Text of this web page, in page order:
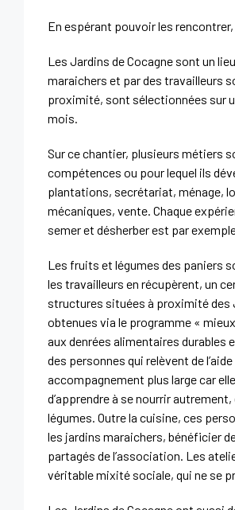
En espérant pouvoir les
Les Jardins de Cocagne sont un
maraichers et par des travailleurs
proximité, sont sélectionnées sur
mois.
Sur ce chantier, plusieurs métiers
compétences ou pour lequel ils
plantations, secrétariat, ménage,
mécaniques, vente. Chaque
semer et désherber est par
Les fruits et légumes des paniers
les travailleurs en récupèrent, un
structures situées à proximité des
obtenues via le programme «
aux denrées alimentaires durables
des personnes qui relèvent de
accompagnement plus large car
d’apprendre à se nourrir
légumes. Outre la cuisine, ces
les jardins maraichers, bénéficier
partagés de l’association. Les
véritable mixité sociale, qui ne se